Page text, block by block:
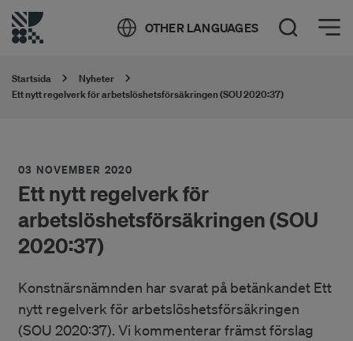
OTHER LANGUAGES Öppna sök
Öppna meny
Startsida
Nyheter
Ett nytt regelverk för arbetslöshetsförsäkringen (SOU 2020:37)
03 NOVEMBER 2020
Ett nytt regelverk för
arbetslöshetsförsäkringen (SOU
2020:37)
Konstnärsnämnden har svarat på betänkandet Ett
nytt regelverk för arbetslöshetsförsäkringen
(SOU 2020:37). Vi kommenterar främst förslag